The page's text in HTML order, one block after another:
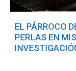
EL PÁRROCO
PERLAS EN